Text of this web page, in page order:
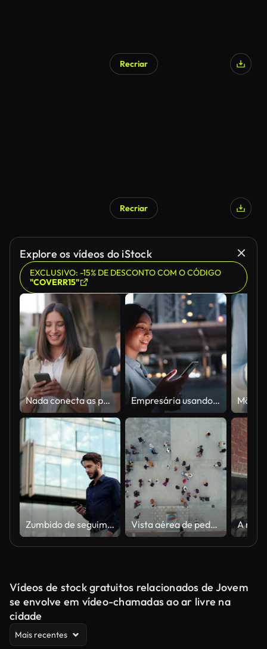
Recriar
Recriar
Explore os vídeos do iStock
EXCLUSIVO: -15% DE DESCONTO COM O CÓDIGO
"COVERR15"
Nada conecta as pessoas a oportunidades como networking Empresária usando telefone na cidade à noite após o trabalho
Zumbido de seguimento no tiro de mensagens de texto novas consideráveis do homem de negócios no telefone de pilha ao andar abaixo da rua da cidade no movimento lento com mão no bolso. Homem que olha para a frente e afastado pensativamente Vista aérea de pedestres andando
Vídeos de stock gratuitos relacionados de Jovem
se envolve em vídeo-chamadas ao ar livre na
cidade
Mais recentes